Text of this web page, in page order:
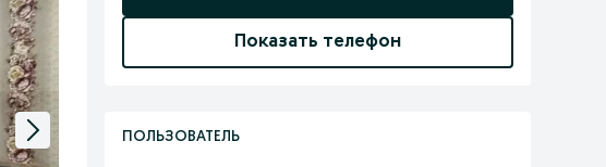
Показать телефон
ПОЛЬЗОВАТЕЛЬ